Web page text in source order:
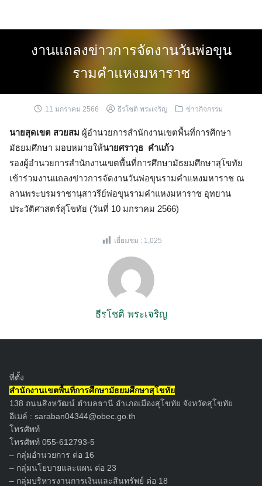
งานแถลงข่าวการจัดงานวันพ่อขุน
รามคำแหงมหาราช
11 มกราคม 2566 ธีรโชติ พระเจริญ ข่าวกิจกรรม
นายสุดเขต สวยสม ผู้อำนวยการสำนักงานเขตพื้นที่การศึกษา
มัธยมศึกษา มอบหมายให้นายศราวุธ คำแก้ว
รองผู้อำนวยการสำนักงานเขตพื้นที่การศึกษามัธยมศึกษาสุโขทัย
เข้าร่วมงานแถลงข่าวการจัดงานวันพ่อขุนรามคำแหงมหาราช ณ
ลานพระบรมราชานุสาวรีย์พ่อขุนรามคำแหงมหาราช อุทยาน
ประวัติศาสตร์สุโขทัย (วันที่ 10 มกราคม 2566)
เยี่ยมชม : 1,025
ธีรโชติ พระเจริญ
ที่ตั้ง
สำนักงานเขตพื้นที่การศึกษามัธยมศึกษาสุโขทัย
138 ถนนสิงหวัฒน์ ตำบลธานี อำเภอเมืองสุโขทัย จังหวัดสุโขทัย
อีเมล์ : saraban04344@obec.go.th
โทรศัพท์
โทรศัพท์ 055-612793-5
– กลุ่มอำนวยการ ต่อ 16
– กลุ่มนโยบายและแผน ต่อ 23
– กลุ่มบริหารงานการเงินและสินทรัพย์ ต่อ 18